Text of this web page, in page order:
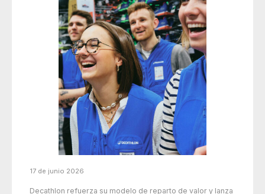
17 de junio 2026
Decathlon refuerza su modelo de reparto de valor y lanza